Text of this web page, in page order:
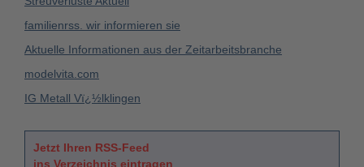
familienrss. wir informieren sie
Aktuelle Informationen aus der Zeitarbeitsbranche
modelvita.com
IG Metall Vï¿½lklingen
Jetzt Ihren RSS-Feed
ins Verzeichnis eintragen